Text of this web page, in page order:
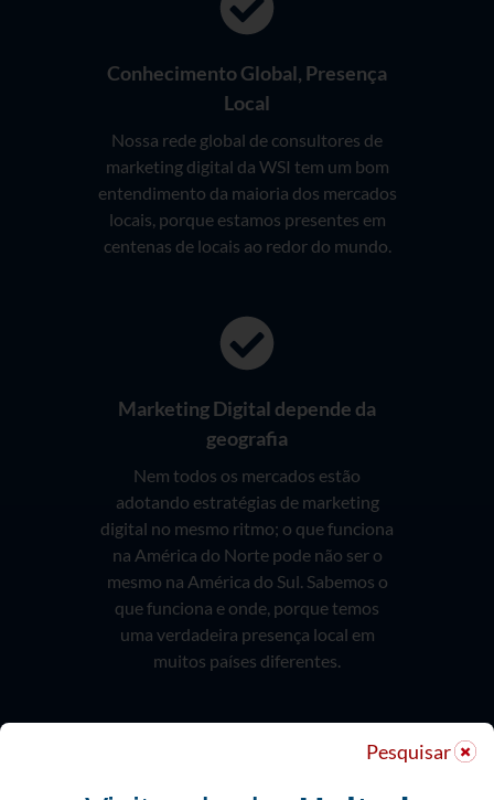
Conhecimento Global, Presença
Local
Nossa rede global de consultores de
marketing digital da WSI tem um bom
entendimento da maioria dos mercados
locais, porque estamos presentes em
centenas de locais ao redor do mundo.
Marketing Digital depende da
geografia
Nem todos os mercados estão
adotando estratégias de marketing
digital no mesmo ritmo; o que funciona
na América do Norte pode não ser o
mesmo na América do Sul. Sabemos o
que funciona e onde, porque temos
uma verdadeira presença local em
muitos países diferentes.
Pesquisar